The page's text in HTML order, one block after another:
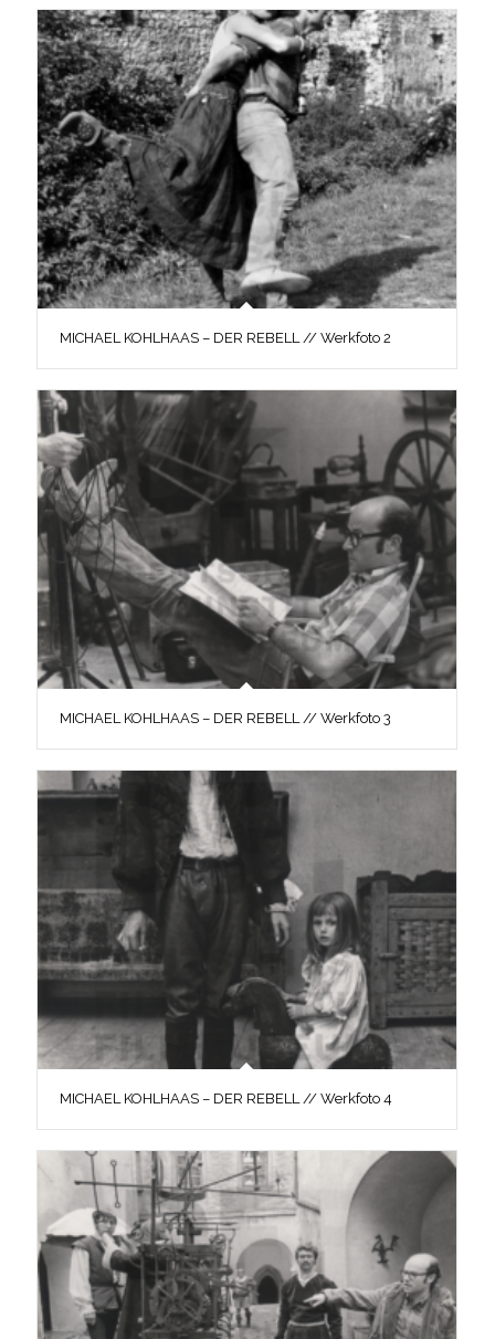
MICHAEL KOHLHAAS – DER REBELL // Werkfoto 2
MICHAEL KOHLHAAS – DER REBELL // Werkfoto 3
MICHAEL KOHLHAAS – DER REBELL // Werkfoto 4